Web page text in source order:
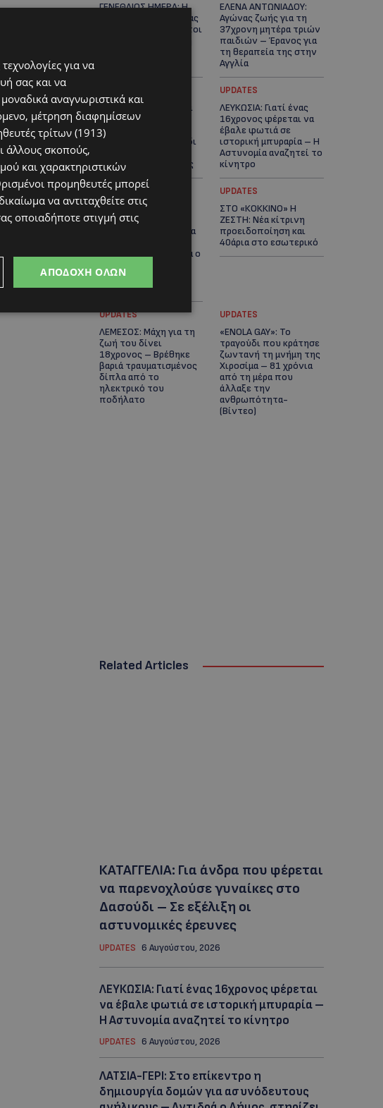
ΓΕΝΕΘΛΙΟΣ ΗΜΕΡΑ: Η
ηλικία είναι μόνο ένας
αριθμός – Οι άνθρωποι
ΕΛΕΝΑ ΑΝΤΩΝΙΑΔΟΥ:
Αγώνας ζωής για τη
37χρονη μητέρα τριών
παιδιών – Έρανος για
τη θεραπεία της στην
Αγγλία
ΚΑΤΑΓΓΕΛΙΑ: Για άνδρα
που φέρεται να
παρενοχλούσε
γυναίκες στο Δασούδι
αστυνομικές έρευνες
UPDATES
ΛΕΥΚΩΣΙΑ: Γιατί ένας
16χρονος φέρεται να
έβαλε φωτιά σε
ιστορική μπυραρία – Η
Αστυνομία αναζητεί το
κίνητρο
UPDATES
ΛΑΤΣΙΑ-ΓΕΡΙ: Στο
επίκεντρο η
δημιουργία δομών για
ανήλικους – Αντιδρά ο
προϋποθέσεις το
Κίνημα Οικολόγων
UPDATES
ΣΤΟ «ΚΟΚΚΙΝΟ» Η
ΖΕΣΤΗ: Νέα κίτρινη
προειδοποίηση και
40άρια στο εσωτερικό
UPDATES
ΛΕΜΕΣΟΣ: Μάχη για τη
ζωή του δίνει
18χρονος – Βρέθηκε
βαριά τραυματισμένος
δίπλα από το
ηλεκτρικό του
ποδήλατο
UPDATES
«ENOLA GAY»: Το
τραγούδι που κράτησε
ζωντανή τη μνήμη της
Χιροσίμα – 81 χρόνια
από τη μέρα που
άλλαξε την
ανθρωπότητα-
(Bίντεο)
Related Articles
ΚΑΤΑΓΓΕΛΙΑ: Για άνδρα που φέρεται
να παρενοχλούσε γυναίκες στο
Δασούδι – Σε εξέλιξη οι
αστυνομικές έρευνες
UPDATES 6 Αυγούστου, 2026
ΛΕΥΚΩΣΙΑ: Γιατί ένας 16χρονος φέρεται
να έβαλε φωτιά σε ιστορική μπυραρία –
Η Αστυνομία αναζητεί το κίνητρο
UPDATES 6 Αυγούστου, 2026
ΛΑΤΣΙΑ-ΓΕΡΙ: Στο επίκεντρο η
δημιουργία δομών για ασυνόδευτους
για να
σας και να
αναγνωριστικά και
μέτρηση διαφημίσεων
τρίτων (1913)
άλλους σκοπούς,
και χαρακτηριστικών
προμηθευτές μπορεί
να αντιταχθείτε στις
οποιαδήποτε στιγμή στις
ΑΠΟΔΟΧΉ ΌΛΩΝ